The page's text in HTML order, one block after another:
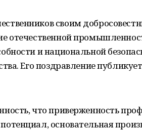
своим
отечественной
и национальной
Его поздравление
что приверженность
основательная